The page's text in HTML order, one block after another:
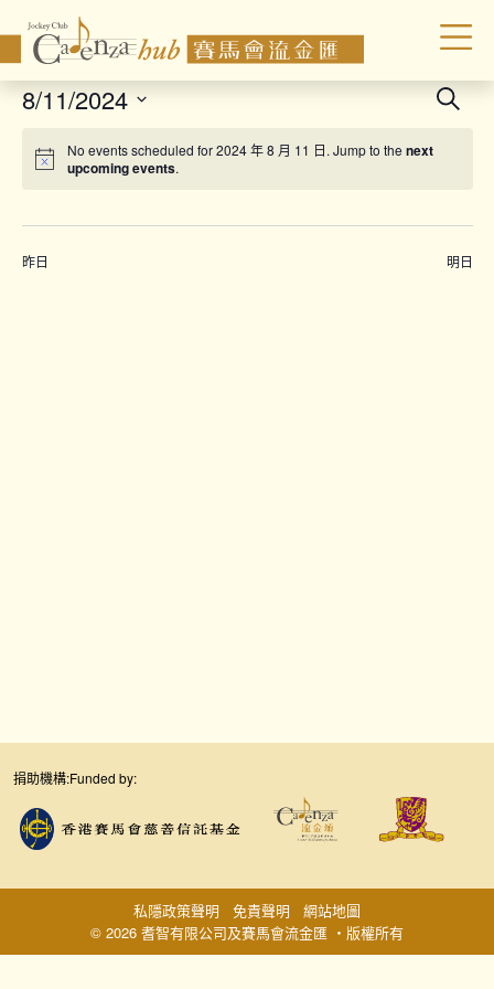
and
Search
8/11/2024
date.
No events scheduled for 2024 年 8 月 11 日. Jump to thenext
upcoming events.
昨日 明日
捐助機構:Funded by:
© 2026 耆智有限公司及賽馬會流金匯 ‧版權所有
私隱政策聲明 免責聲明 網站地圖